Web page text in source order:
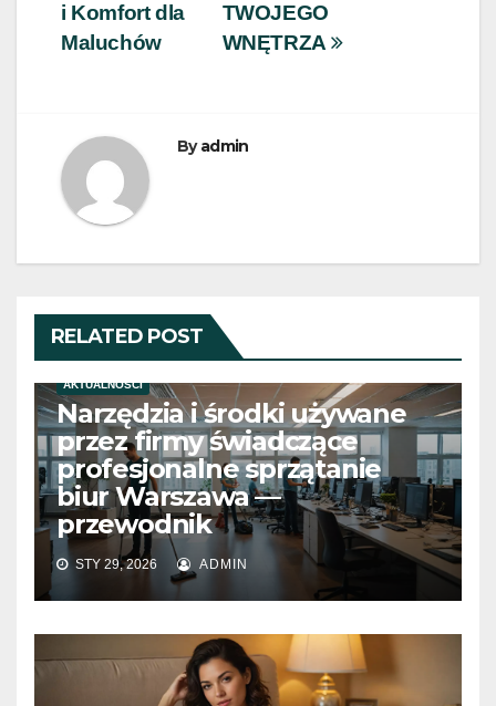
TWOJEGO
WNĘTRZA
i Komfort dla
Maluchów
Byadmin
RELATED POST
AKTUALNOŚCI
Narzędzia i środki używane
przez firmy świadczące
profesjonalne sprzątanie
biur Warszawa —
przewodnik
STY 29, 2026 ADMIN